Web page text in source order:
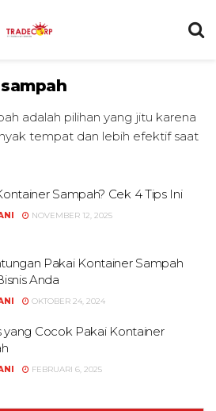
adalah pilihan yang jitu karena
tempat dan lebih efektif saat
Sampah? Cek 4 Tips Ini
NOVEMBER 12, 2025
Pakai Kontainer Sampah
Anda
OKTOBER 24, 2024
yang Cocok Pakai Kontainer
FEBRUARI 6, 2025